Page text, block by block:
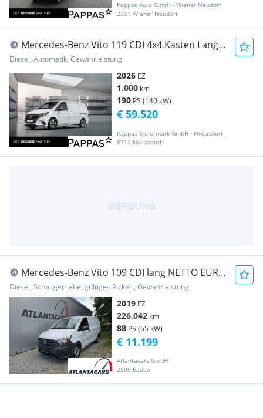
Pappas Auto GmbH - Wiener Neudorf
2351 Wiener Neudorf
Mercedes-Benz Vito 119 CDI 4x4 Kasten Lang
Distr Cam SHZ PTS Transporter / Kastenwagen
Diesel, Automatik, Gewährleistung
2026 EZ
1.000 km
190 PS (140 kW)
Pappas Steiermark GmbH - Niklasdorf
8712 Niklasdorf
€ 59.520
Mercedes-Benz Vito 109 CDI lang NETTO EUR
9333,- Transporter / Kastenwagen
Diesel, Schaltgetriebe, gültiges Pickerl, Gewährleistung
2019 EZ
226.042 km
88 PS (65 kW)
Atlantacars GmbH
2500 Baden
€ 11.199